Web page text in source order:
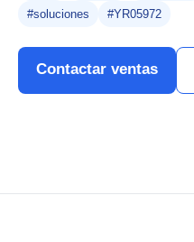
#soluciones
#YR05972
Contactar ventas